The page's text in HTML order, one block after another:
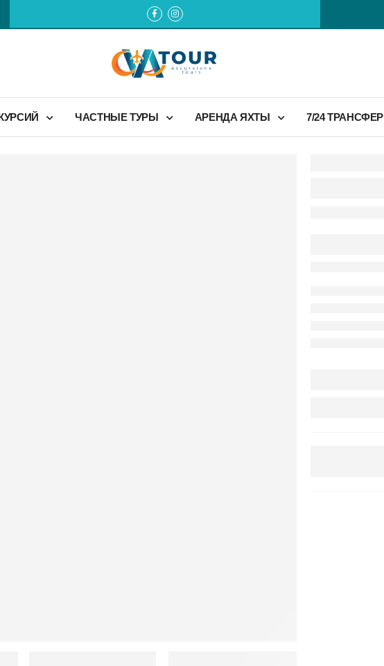
ЧАСТНЫЕ ТУРЫ АРЕНДА ЯХТЫ 7/24 ТРАНСФЕР